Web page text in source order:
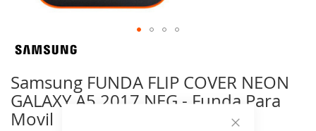
Samsung FUNDA FLIP COVER NEON
GALAXY A5 2017 NEG - Funda Para
Movil
Saltar
comienzo
de
la
galería